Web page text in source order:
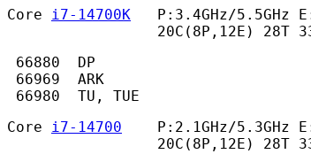
Core i7-14700K
P:3.4GHz/5.5GHz
20C(8P,12E) 28T
66880  DP
66969  ARK
66980  TU, TUE
Core i7-14700
P:2.1GHz/5.3GHz
20C(8P,12E) 28T